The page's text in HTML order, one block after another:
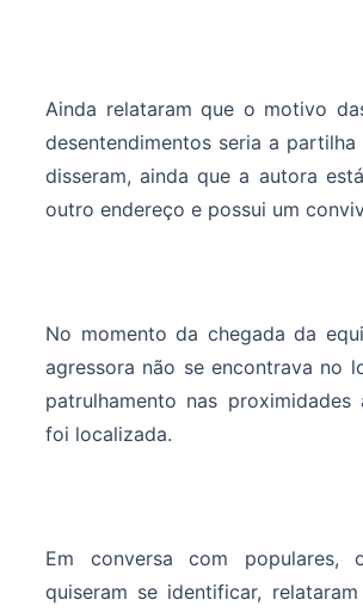
Ainda relataram que o motivo
desentendimentos seria a partilha
disseram, ainda que a autora
outro endereço e possui um
No momento da chegada da
agressora não se encontrava no
patrulhamento nas proximidades
foi localizada.
Em conversa com populares,
quiseram se identificar,